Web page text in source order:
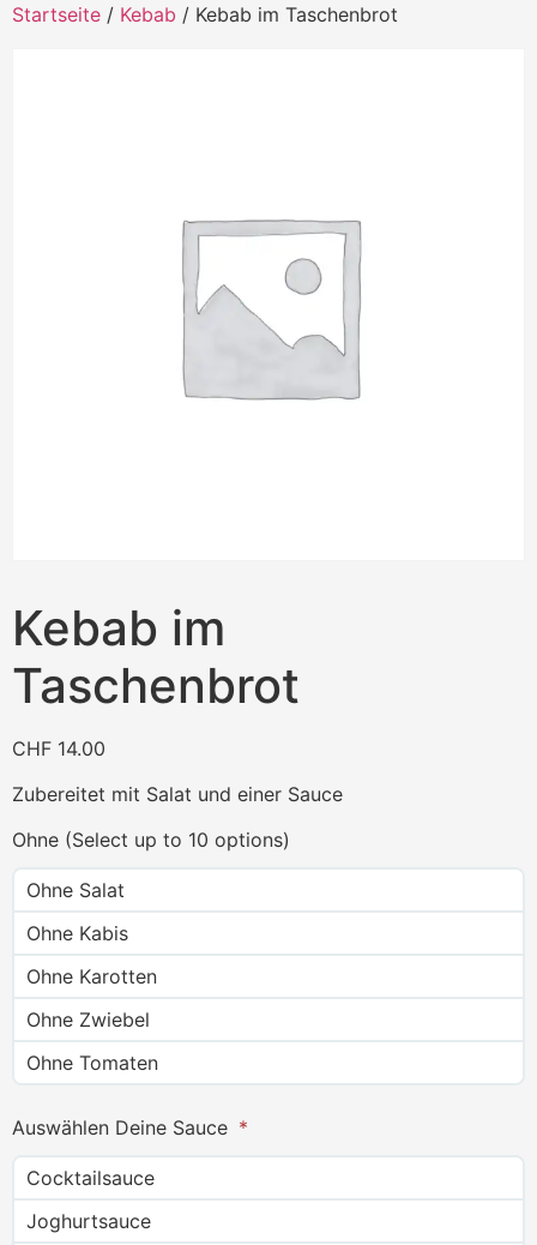
Startseite / Kebab / Kebab im Taschenbrot
Kebab im
Taschenbrot
CHF 14.00
Zubereitet mit Salat und einer Sauce
Ohne (Select up to 10 options)
Ohne Salat
Ohne Kabis
Ohne Karotten
Ohne Zwiebel
Ohne Tomaten
Auswählen Deine Sauce
Cocktailsauce
Joghurtsauce